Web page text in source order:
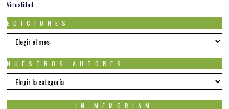
Virtualidad
EDICIONES
EDICIONES
NUESTROS AUTORES
Nuestros
autores
IN MEMORIAM